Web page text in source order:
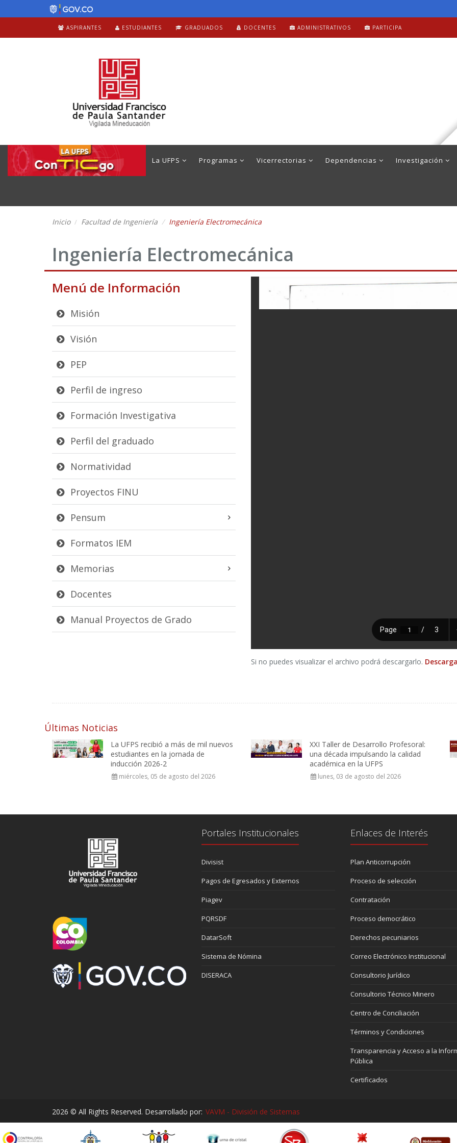
ASPIRANTES ESTUDIANTES GRADUADOS DOCENTES ADMINISTRATIVOS PARTICIPA
La UFPS Programas Vicerrectorias Dependencias Investigación
Inicio Facultad de Ingeniería Ingeniería Electromecánica
Ingeniería Electromecánica
Menú de Información
Misión
Visión
PEP
Perfil de ingreso
Formación Investigativa
Perfil del graduado
Normatividad
Proyectos FINU
Pensum
Formatos IEM
Memorias
Docentes
Manual Proyectos de Grado
Si no puedes visualizar el archivo podrá descargarlo.
Últimas Noticias
La UFPS recibió a más de mil nuevos
estudiantes en la jornada de
inducción 2026-2
miércoles, 05 de agosto del 2026
XXI Taller de Desarrollo Profesoral:
una década impulsando la calidad
académica en la UFPS
lunes, 03 de agosto del 2026
Portales Institucionales
Divisist
Pagos de Egresados y Externos
Piagev
PQRSDF
DatarSoft
Sistema de Nómina
DISERACA
Enlaces de Interés
Plan Anticorrupción
Proceso de selección
Contratación
Proceso democrático
Derechos pecuniarios
Correo Electrónico Institucional
Consultorio Jurídico
Consultorio Técnico Minero
Centro de Conciliación
Términos y Condiciones
Transparencia y Acceso a la
Pública
Certificados
2026 © All Rights Reserved. Desarrollado por: VAVM - División de Sistemas